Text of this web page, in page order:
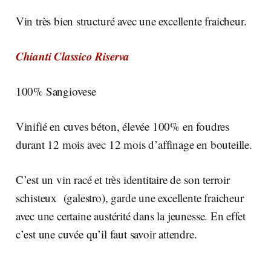
Vin très bien structuré avec une excellente fraicheur.
Chianti Classico Riserva
100% Sangiovese
Vinifié en cuves béton, élevée 100% en foudres
durant 12 mois avec 12 mois d’affinage en bouteille.
C’est un vin racé et très identitaire de son terroir
schisteux (galestro), garde une excellente fraicheur
avec une certaine austérité dans la jeunesse. En effet
c’est une cuvée qu’il faut savoir attendre.